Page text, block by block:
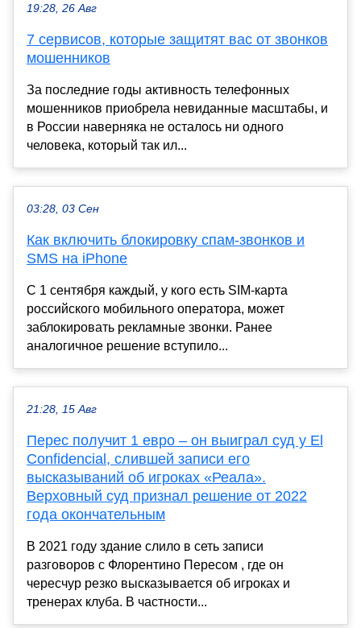
19:28, 26 Авг
7 сервисов, которые защитят вас от звонков
мошенников
За последние годы активность телефонных
мошенников приобрела невиданные масштабы, и
в России наверняка не осталось ни одного
человека, который так ил...
03:28, 03 Сен
Как включить блокировку спам-звонков и
SMS на iPhone
С 1 сентября каждый, у кого есть SIM-карта
российского мобильного оператора, может
заблокировать рекламные звонки. Ранее
аналогичное решение вступило...
21:28, 15 Авг
Перес получит 1 евро – он выиграл суд у El
Confidencial, слившей записи его
высказываний об игроках «Реала».
Верховный суд признал решение от 2022
года окончательным
В 2021 году здание слило в сеть записи
разговоров с Флорентино Пересом , где он
чересчур резко высказывается об игроках и
тренерах клуба. В частности...